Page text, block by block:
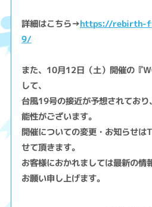
詳細はこちら→https://rebirth-
9/
また、10月12日（土）開催の『
して、
台風19号の接近が予想されてお
能性がございます。
開催についての変更・お知らせ
せて頂きます。
お客様におかれましては最新の情
お願い申し上げます。